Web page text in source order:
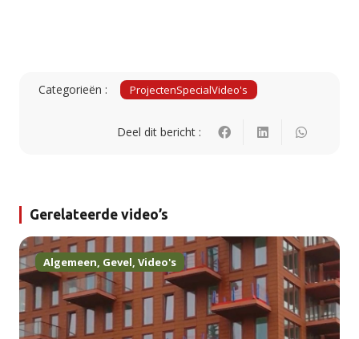
Categorieën : ProjectenSpecialVideo's
Deel dit bericht :
Gerelateerde video’s
Algemeen, Gevel, Video's